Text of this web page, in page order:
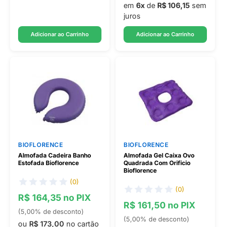
Adicionar ao Carrinho
em 6x de R$ 106,15 sem
juros
Adicionar ao Carrinho
BIOFLORENCE
Almofada Cadeira Banho
Estofada Bioflorence
(0)
R$ 164,35 no PIX
(5,00% de desconto)
ou R$ 173,00 no cartão
BIOFLORENCE
Almofada Gel Caixa Ovo
Quadrada Com Orificio
Bioflorence
(0)
R$ 161,50 no PIX
(5,00% de desconto)